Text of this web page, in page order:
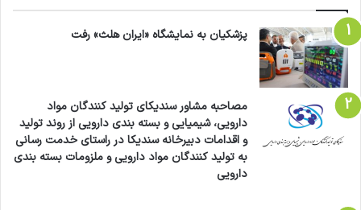
پزشکیان به نمایشگاه «ایران هلث» رفت
مصاحبه مشاور سندیکای تولید کنندگان مواد
دارویی، شیمیایی و بسته بندی دارویی از روند تولید
و اقدامات دبیرخانه سندیکا در راستای خدمت رسانی
به تولید کنندگان مواد دارویی و ملزومات بسته بندی
دارویی